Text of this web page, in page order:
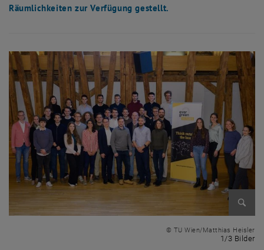
Räumlichkeiten zur Verfügung gestellt.
© TU Wien/Matthias Heisler
1/3 Bilder